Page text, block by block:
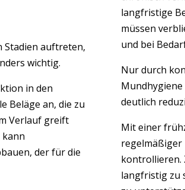
Stadien auftreten,
wichtig.
in den
Beläge an, die zu
Verlauf greift
der für die
langfristige
müssen
und bei
Nur durch
Mundhygiene
deutlich
Mit einer
regelmäßiger
kontrollieren.
langfristig zu